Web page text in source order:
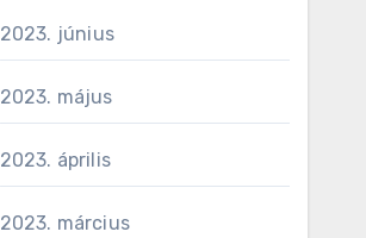
2023. június
2023. május
2023. április
2023. március